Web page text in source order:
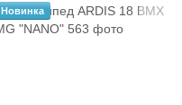
Новинка